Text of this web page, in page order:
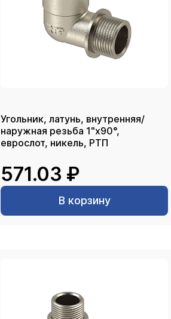
Угольник, латунь, внутренняя/
наружная резьба 1"х90°,
еврослот, никель, РТП
571.03 ₽
В корзину